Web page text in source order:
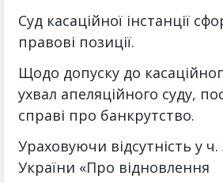
Суд касаційної інстанції
правові позиції.
Щодо допуску до
ухвал апеляційного суду,
справі про банкрутство.
Ураховуючи відсутність у
України «Про відновлення